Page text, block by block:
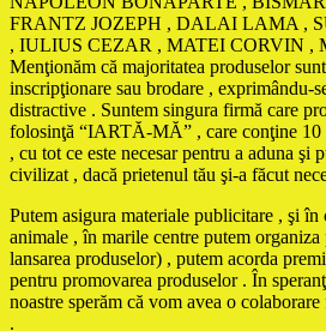
FRANTZ JOZEPH , DALAI LAMA ,
, IULIUS CEZAR , MATEI CORVIN ,
Menţionăm că majoritatea produselor
inscripţionare sau brodare , exprimându-
distractive . Suntem singura firmă care
folosinţă “IARTĂ-MĂ” , care conţine 10
, cu tot ce este necesar pentru a aduna şi
civilizat , dacă prietenul tău şi-a făcut
Putem asigura materiale publicitare , şi
animale , în marile centre putem organiza
lansarea produselor) , putem acorda
pentru promovarea produselor . În
noastre sperăm că vom avea o
.